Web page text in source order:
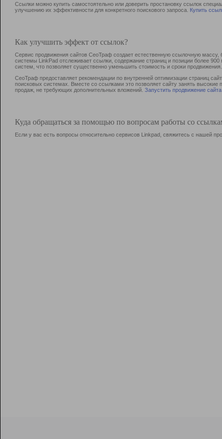
Ссылки можно купить самостоятельно или доверить простановку ссылок
улучшению их эффективности для конкретного поискового запроса. Купить
Как улучшить эффект от ссылок?
Сервис продвижения сайтов СеоТраф создает естественную ссылочную
системы LinkPad отслеживает ссылки, содержание страниц и позиции более
систем, что позволяет существенно уменьшить стоимость и сроки продвижения.
СеоТраф предоставляет рекомендации по внутренней оптимизации страниц
поисковых системах. Вместе со ссылками это позволяет сайту занять
продаж, не требующих дополнительных вложений. Запустить продвижение сайта
Куда обращаться за помощью по вопросам работы со
Если у вас есть вопросы относительно сервисов Linkpad, свяжитесь с нашей